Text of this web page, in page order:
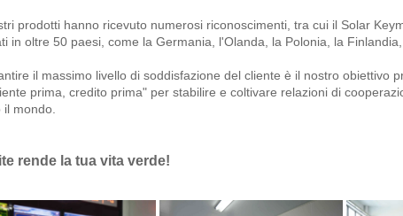
prodotti hanno ricevuto numerosi riconoscimenti, tra cui il Solar
in oltre 50 paesi, come la Germania, l'Olanda, la Polonia, la
il massimo livello di soddisfazione del cliente è il nostro obiettivo
prima, credito prima" per stabilire e coltivare relazioni di
il mondo.
rende la tua vita verde!